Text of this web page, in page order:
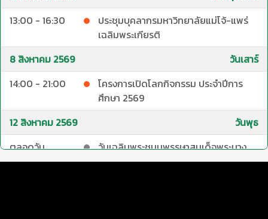
13:00 - 16:30
ประชุมบุคลากรมหาวิทยาลัยแม่โจ้-แพร่
เฉลิมพระเกียรติ
8 สิงหาคม 2569
วันเสาร์
14:00 - 21:00
โครงการเปิดโลกกิจกรรม ประจำปีการ
ศึกษา 2569
12 สิงหาคม 2569
วันพุธ
ตลอดวัน
วันเฉลิมพระชนมพรรษาสมเด็จพระนาง
เจ้าสิริกิติ์ พระบรมราชินีนาถ พระบรมราช